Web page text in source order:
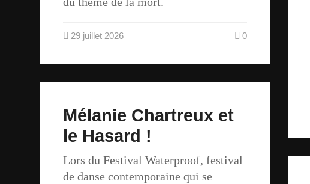
29 juillet 2026 0
Mélanie Chartreux et
le Hasard !
Lors du Festival Waterproof, festival
de danse contemporaine qui se